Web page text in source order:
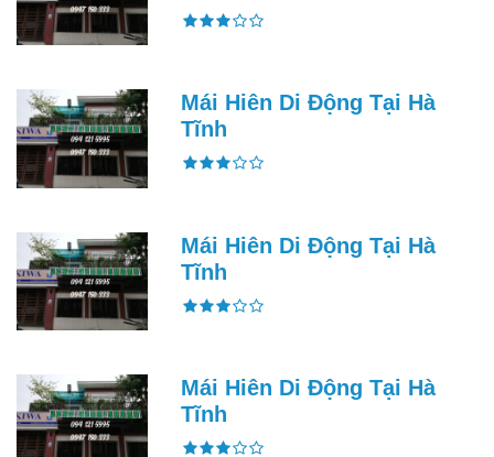
Mái Hiên Di Động Tại Hà
Tĩnh
Mái Hiên Di Động Tại Hà
Tĩnh
Mái Hiên Di Động Tại Hà
Tĩnh